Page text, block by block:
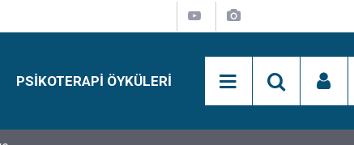
PSIKOTERAPI ÖYKÜLERI